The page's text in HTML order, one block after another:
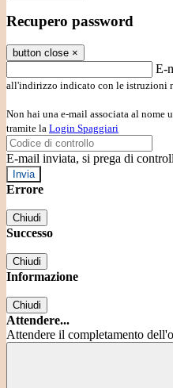
Recupero password
button close ×
E-
all'indirizzo indicato con le istruzioni
Non hai una e-mail associata al nome
tramite la Login Spaggiari
E-mail inviata, si prega di
Errore
Chiudi
Successo
Chiudi
Informazione
Chiudi
Attendere...
Attendere il completamento